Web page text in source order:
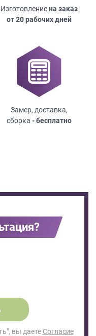
Изготовлениена заказ
от 20 рабочих дней
Замер, доставка,
сборка - бесплатно
вы даете Согласие